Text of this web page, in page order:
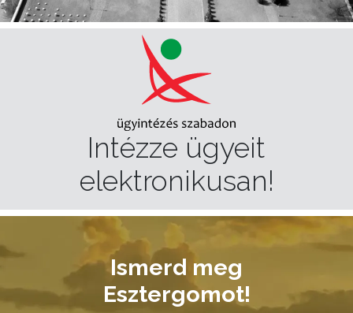
Intézze ügyeit
elektronikusan!
Ismerd meg
Esztergomot!